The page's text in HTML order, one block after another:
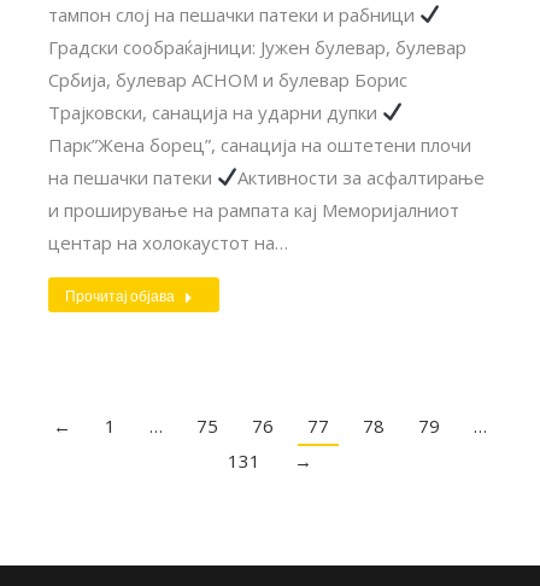
тампон слој на пешачки патеки и рабници
Градски сообраќајници: Јужен булевар, булевар
Србија, булевар АСНОМ и булевар Борис
Трајковски, санација на ударни дупки
Парк”Жена борец”, санација на оштетени плочи
на пешачки патеки
Активности за асфалтирање
и проширување на рампата кај Меморијалниот
центар на холокаустот на…
Прочитај објава
← 1 … 75 76 77 78 79
…
131
→